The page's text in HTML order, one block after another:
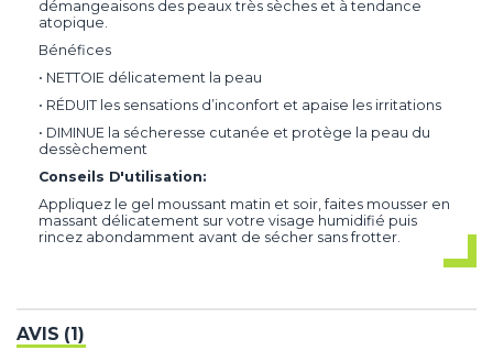
démangeaisons des peaux très sèches et à tendance
atopique.
Bénéfices
• NETTOIE délicatement la peau
• RÉDUIT les sensations d’inconfort et apaise les irritations
• DIMINUE la sécheresse cutanée et protège la peau du
dessèchement
Conseils D'utilisation:
Appliquez le gel moussant matin et soir, faites mousser en
massant délicatement sur votre visage humidifié puis
rincez abondamment avant de sécher sans frotter.
AVIS (1)